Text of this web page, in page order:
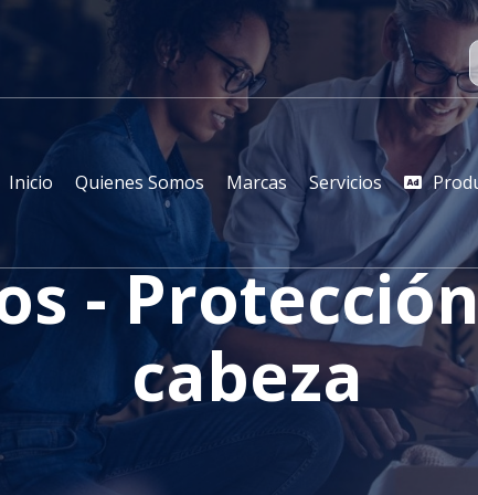
Inicio Quienes Somos Marcas Servicios
-
cabeza